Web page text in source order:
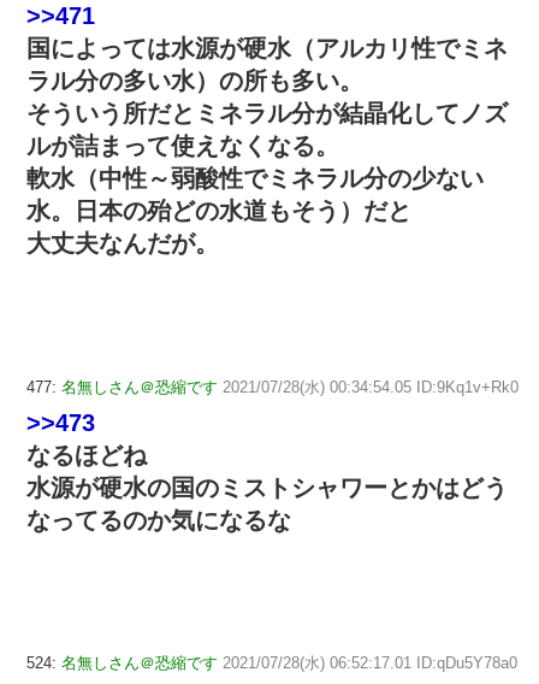
>>471
国によっては水源が硬水（アルカリ性でミネ
ラル分の多い水）の所も多い。
そういう所だとミネラル分が結晶化してノズ
ルが詰まって使えなくなる。
軟水（中性～弱酸性でミネラル分の少ない
水。日本の殆どの水道もそう）だと
大丈夫なんだが。
477: 名無しさん＠恐縮です 2021/07/28(水) 00:34:54.05 ID:9Kq1v+Rk0
>>473
なるほどね
水源が硬水の国のミストシャワーとかはどう
なってるのか気になるな
524: 名無しさん＠恐縮です 2021/07/28(水) 06:52:17.01 ID:qDu5Y78a0